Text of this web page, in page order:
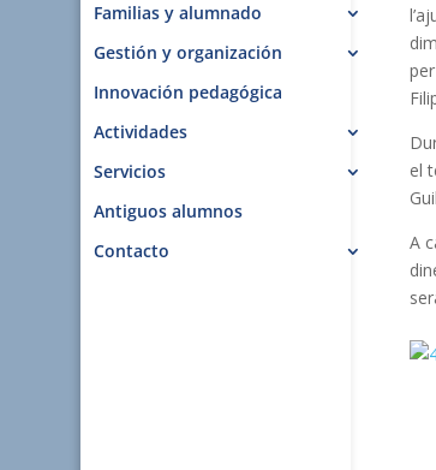
Familias y alumnado
Gestión y organización
Innovación pedagógica
Actividades
Servicios
Antiguos alumnos
Contacto
el
A